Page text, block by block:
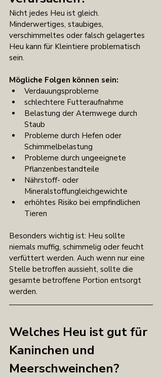
Nicht jedes Heu ist gleich.
Minderwertiges, staubiges,
verschimmeltes oder falsch gelagertes
Heu kann für Kleintiere problematisch
sein.
Mögliche Folgen können sein:
Verdauungsprobleme
schlechtere Futteraufnahme
Belastung der Atemwege durch
Staub
Probleme durch Hefen oder
Schimmelbelastung
Probleme durch ungeeignete
Pflanzenbestandteile
Nährstoff- oder
Mineralstoffungleichgewichte
erhöhtes Risiko bei empfindlichen
Tieren
Besonders wichtig ist: Heu sollte
niemals muffig, schimmelig oder feucht
verfüttert werden. Auch wenn nur eine
Stelle betroffen aussieht, sollte die
gesamte betroffene Portion entsorgt
werden.
Welches Heu ist gut für
Kaninchen und
Meerschweinchen?